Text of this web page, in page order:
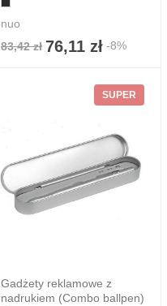
nuo
83,42 zł 76,11 zł -8%
SUPER
Gadżety reklamowe z
nadrukiem (Combo ballpen)